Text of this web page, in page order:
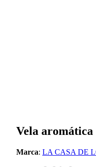
Vela
Marca: LA CASA DE